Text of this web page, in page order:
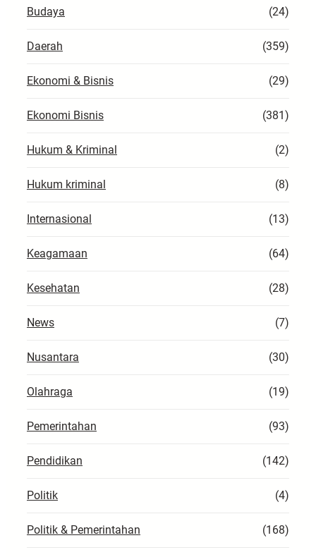
Budaya (24)
Daerah (359)
Ekonomi & Bisnis (29)
Ekonomi Bisnis (381)
Hukum & Kriminal (2)
Hukum kriminal (8)
Internasional (13)
Keagamaan (64)
Kesehatan (28)
News (7)
Nusantara (30)
Olahraga (19)
Pemerintahan (93)
Pendidikan (142)
Politik (4)
Politik & Pemerintahan (168)